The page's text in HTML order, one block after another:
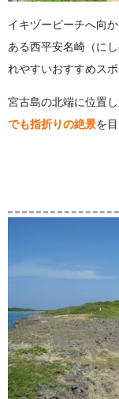
イキヅービーチへ向
ある西平安名崎（に
れやすいおすすめスポ
宮古島の北端に位置
でも指折りの絶景を